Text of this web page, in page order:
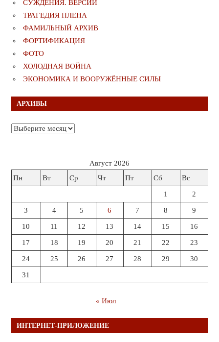
СУЖДЕНИЯ. ВЕРСИИ
ТРАГЕДИЯ ПЛЕНА
ФАМИЛЬНЫЙ АРХИВ
ФОРТИФИКАЦИЯ
ФОТО
ХОЛОДНАЯ ВОЙНА
ЭКОНОМИКА И ВООРУЖЁННЫЕ СИЛЫ
АРХИВЫ
Архивы
Август 2026
Пн
Вт Ср Чт Пт Сб Вс
1 2
3 4 5 6 7 8 9
10 11 12 13 14 15 16
17 18 19 20 21 22 23
24 25 26 27 28 29 30
31
« Июл
ИНТЕРНЕТ-ПРИЛОЖЕНИЕ